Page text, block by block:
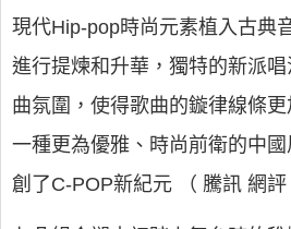
現代Hip-pop時尚元素植入古典
進行提煉和升華，獨特的新派
曲氛圍，使得歌曲的鏇律線條
一種更為優雅、時尚前衛的中
創了C-POP新紀元 （ 騰訊 網評